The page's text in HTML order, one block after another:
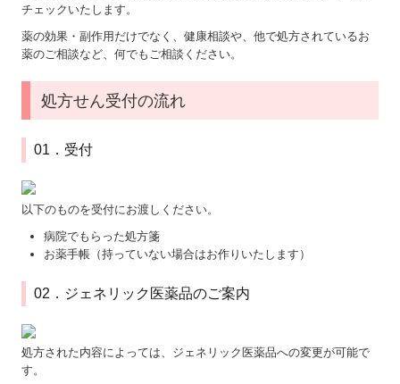
チェックいたします。
薬の効果・副作用だけでなく、健康相談や、他で処方されているお
薬のご相談など、何でもご相談ください。
処方せん受付の流れ
01．受付
以下のものを受付にお渡しください。
病院でもらった処方箋
お薬手帳（持っていない場合はお作りいたします）
02．ジェネリック医薬品のご案内
処方された内容によっては、ジェネリック医薬品への変更が可能で
す。